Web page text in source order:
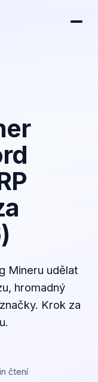
Mineru udělat
hromadný
Krok za
čtení